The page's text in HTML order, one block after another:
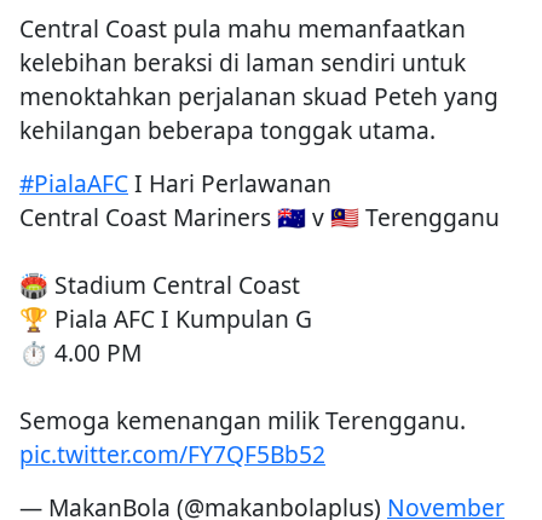
Central Coast pula mahu memanfaatkan
kelebihan beraksi di laman sendiri untuk
menoktahkan perjalanan skuad Peteh yang
kehilangan beberapa tonggak utama.
#PialaAFCI Hari Perlawanan
Central Coast Mariners 🇦🇺 v 🇲🇾 Terengganu
🏟 Stadium Central Coast
🏆 Piala AFC I Kumpulan G
⏱ 4.00 PM
Semoga kemenangan milik Terengganu.
pic.twitter.com/FY7QF5Bb52
— MakanBola (@makanbolaplus) November